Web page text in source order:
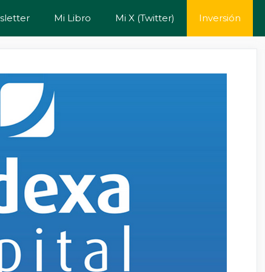
Mi Libro Mi X (Twitter) Inversión